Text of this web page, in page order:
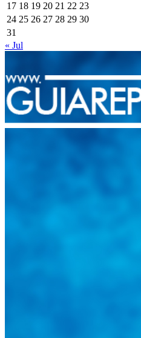
17 18 19 20 21 22 23
24 25 26 27 28 29 30
31
« Jul